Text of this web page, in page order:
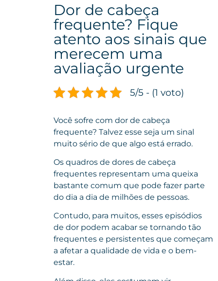
Dor de cabeça
frequente? Fique
atento aos sinais que
merecem uma
avaliação urgente
5/5 - (1 voto)
Você sofre com dor de cabeça
frequente? Talvez esse seja um sinal
muito sério de que algo está errado.
Os quadros de dores de cabeça
frequentes representam uma queixa
bastante comum que pode fazer parte
do dia a dia de milhões de pessoas.
Contudo, para muitos, esses episódios
de dor podem acabar se tornando tão
frequentes e persistentes que começam
a afetar a qualidade de vida e o bem-
estar.